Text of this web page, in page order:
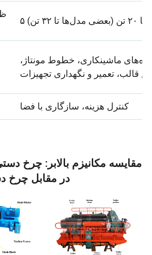
۵ تا ۲۰ تن (بعضی مدل‌ها تا ۳۲ تن)
ماشینکاری، خطوط مونتاژ،
قالب، تعمیر و نگهداری تجهیزات
کنترل هزینه، سازگاری با فضا
مقایسه مکانیزم بالابر: چرخ
در مقابل چرخ